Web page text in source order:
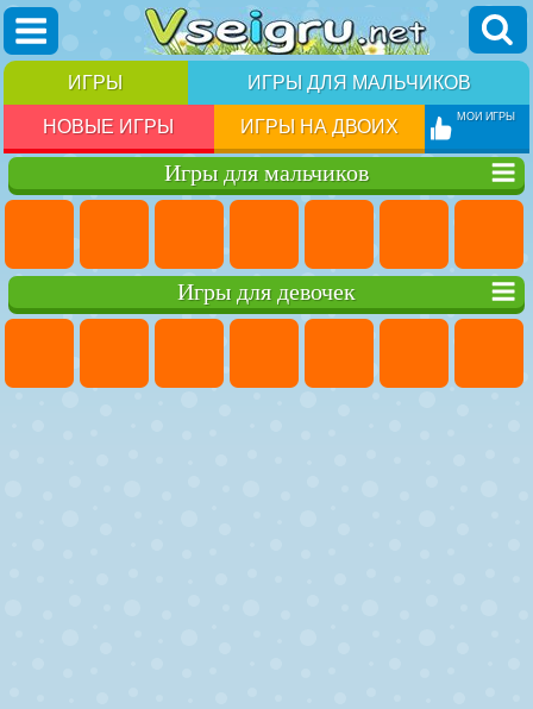
ИГРЫ ИГРЫ ДЛЯ МАЛЬЧИКОВ
НОВЫЕ ИГРЫ ИГРЫ НА ДВОИХ МОИ ИГРЫ
Игры для мальчиков
Игры для девочек